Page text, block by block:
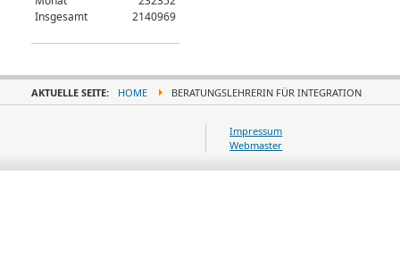
Insgesamt
2140969
AKTUELLE SEITE: HOME BERATUNGSLEHRERIN FÜR INTEGRATION
Impressum
Webmaster